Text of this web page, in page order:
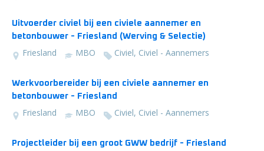
Uitvoerder civiel bij een civiele aannemer en
betonbouwer - Friesland (Werving & Selectie)
Friesland MBO Civiel, Civiel - Aannemers
Werkvoorbereider bij een civiele aannemer en
betonbouwer - Friesland
Friesland MBO Civiel, Civiel - Aannemers
Projectleider bij een groot GWW bedrijf - Friesland